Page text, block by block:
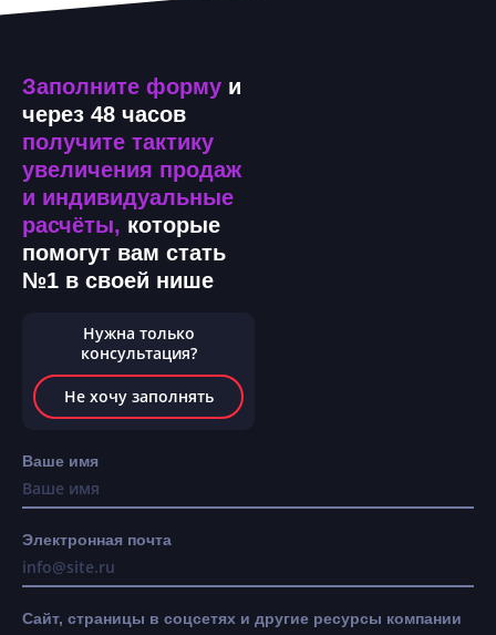
Заполните форму и
через 48 часов
получите тактику
увеличения продаж
и индивидуальные
расчёты, которые
помогут вам стать
№1 в своей нише
Нужна только
консультация?
Не хочу заполнять
Ваше имя
Электронная почта
Сайт, страницы в соцсетях и другие ресурсы компании